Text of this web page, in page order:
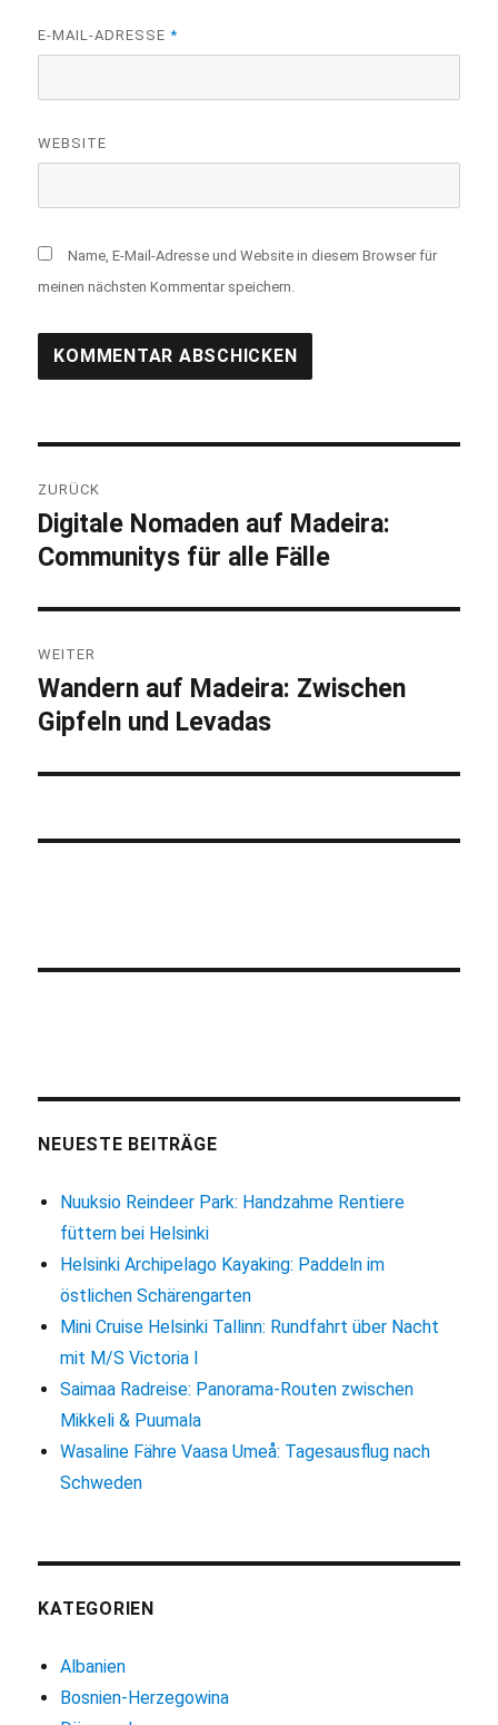
E-MAIL-ADRESSE*
WEBSITE
Name, E-Mail-Adresse und Website in diesem Browser für
meinen nächsten Kommentar speichern.
ZURÜCK
Vorheriger
Beitrag:
Digitale Nomaden auf Madeira:
Communitys für alle Fälle
WEITER
Nächster
Beitrag:
Wandern auf Madeira: Zwischen
Gipfeln und Levadas
NEUESTE BEITRÄGE
Nuuksio Reindeer Park: Handzahme Rentiere
füttern bei Helsinki
Helsinki Archipelago Kayaking: Paddeln im
östlichen Schärengarten
Mini Cruise Helsinki Tallinn: Rundfahrt über Nacht
mit M/S Victoria I
Saimaa Radreise: Panorama-Routen zwischen
Mikkeli & Puumala
Wasaline Fähre Vaasa Umeå: Tagesausflug nach
Schweden
KATEGORIEN
Albanien
Bosnien-Herzegowina